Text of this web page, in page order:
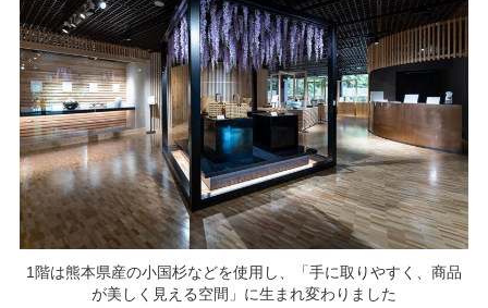
1階は熊本県産の小国杉などを使用し、「手に取りやすく、商品
が美しく見える空間」に生まれ変わりました